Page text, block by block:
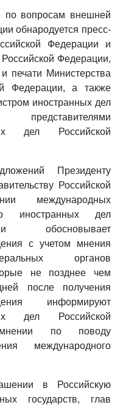
по вопросам внешней
обнародуется пресс-
Федерации и
Федерации,
печати Министерства
Федерации, а также
иностранных дел
представителями
дел Российской
Президенту
Российской
международных
иностранных дел
обосновывает
с учетом мнения
органов
не позднее чем
после получения
информируют
дел Российской
по поводу
международного
в Российскую
государств, глав